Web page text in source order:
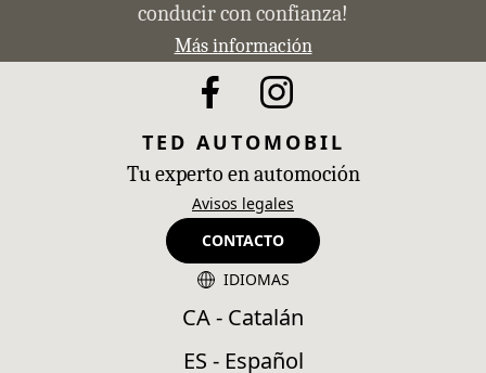
conducir con confianza!
Más información
TED AUTOMOBIL
Tu experto en automoción
Avisos legales
CONTACTO
IDIOMAS
CA - Catalán
ES - Español